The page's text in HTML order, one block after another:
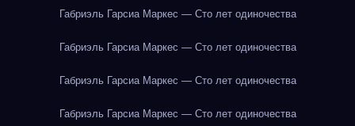
Габриэль Гарсиа Маркес — Сто лет одиночества
Габриэль Гарсиа Маркес — Сто лет одиночества
Габриэль Гарсиа Маркес — Сто лет одиночества
Габриэль Гарсиа Маркес — Сто лет одиночества